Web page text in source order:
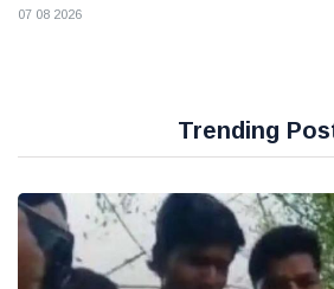
07 08 2026
Trending